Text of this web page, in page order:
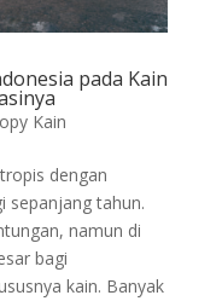
pada Kain
Kain
dengan
sepanjang tahun.
namun di
bagi
kain. Banyak